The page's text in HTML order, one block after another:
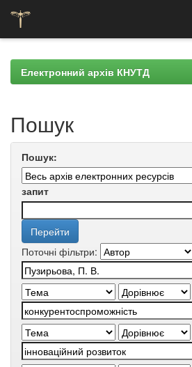
navigationЕлектронний архів КНУТД
Пошук
Пошук:
запит
Поточні фільтри: